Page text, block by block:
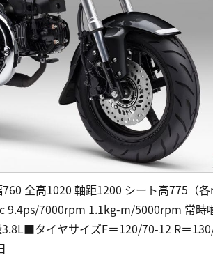
全高1020 軸距1200 シート高775（
9.4ps/7000rpm 1.1kg-m/5000rpm 常時
タイヤサイズF＝120/70-12 R＝